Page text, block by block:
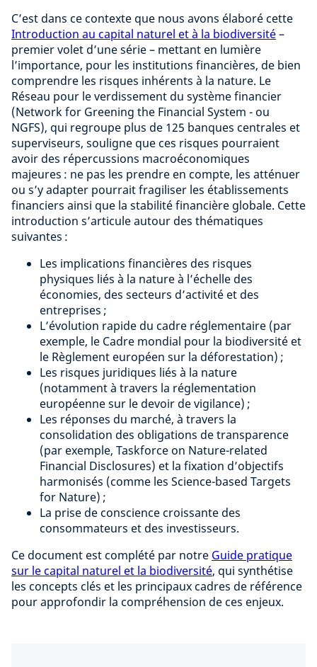
C’est dans ce contexte que nous avons élaboré cette
Introduction au capital naturel et à la biodiversité–
premier volet d’une série – mettant en lumière
l’importance, pour les institutions financières, de bien
comprendre les risques inhérents à la nature. Le
Réseau pour le verdissement du système financier
(Network for Greening the Financial System - ou
NGFS), qui regroupe plus de 125 banques centrales et
superviseurs, souligne que ces risques pourraient
avoir des répercussions macroéconomiques
majeures : ne pas les prendre en compte, les atténuer
ou s’y adapter pourrait fragiliser les établissements
financiers ainsi que la stabilité financière globale. Cette
introduction s’articule autour des thématiques
suivantes :
Les implications financières des risques
physiques liés à la nature à l’échelle des
économies, des secteurs d’activité et des
entreprises ;
L’évolution rapide du cadre réglementaire (par
exemple, le Cadre mondial pour la biodiversité et
le Règlement européen sur la déforestation) ;
Les risques juridiques liés à la nature
(notamment à travers la réglementation
européenne sur le devoir de vigilance) ;
Les réponses du marché, à travers la
consolidation des obligations de transparence
(par exemple, Taskforce on Nature-related
Financial Disclosures) et la fixation d’objectifs
harmonisés (comme les Science-based Targets
for Nature) ;
La prise de conscience croissante des
consommateurs et des investisseurs.
Ce document est complété par notre Guide pratique
sur le capital naturel et la biodiversité, qui synthétise
les concepts clés et les principaux cadres de référence
pour approfondir la compréhension de ces enjeux.